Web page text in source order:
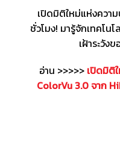
เปิดมิติใหม่แห่งคว
ชั่วโมง! มารู้จักเทคโน
เฝ้าระวั
อ่าน >>>>> เปิดมิติ
ColorVu 3.0 จาก